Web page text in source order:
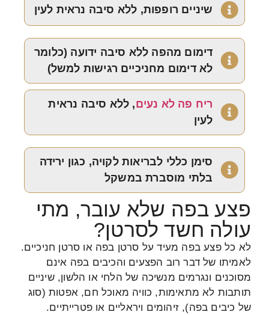
שיניים רופפות, ללא סיבה נראית לעין
דימום מהפה ללא סיבה ידועה (כלומר
לא דימום מחניכיים רגישות למשל)
ריח פה לא נעים, ללא סיבה נראית
לעין
סימן כללי לבריאות לקויה, כגון ירידה
בלתי מוסברת במשקל
פצע בפה שלא עובר, מתי
עולה חשד לסרטן?
לא כל פצע בפה מעיד על סרטן בפה או סרטן חניכיים.
לאמיתו של דבר רוב הפצעים והכיבים בפה אינם
מסוכנים ונגרמים מנשיכה של הלחי או הלשון, שיניים
תותבות לא מתאימות, כוויה מאוכל חם, אפטות (סוג
של כיבים בפה), זיהומים ויראליים או פטרייתיים.